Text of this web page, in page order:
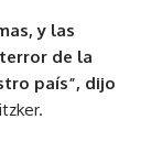
y las
de la
país”, dijo